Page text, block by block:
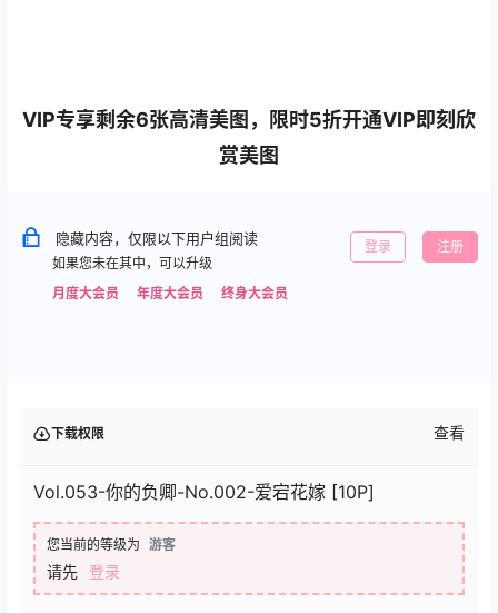
VIP专享剩余6张高清美图，限时5折开通VIP即刻欣
赏美图
隐藏内容，仅限以下用户组阅读
如果您未在其中，可以升级
月度大会员
年度大会员 终身大会员
登录 注册
下载权限 查看
Vol.053-你的负卿-No.002-爱宕花嫁 [10P]
您当前的等级为 游客
请先 登录